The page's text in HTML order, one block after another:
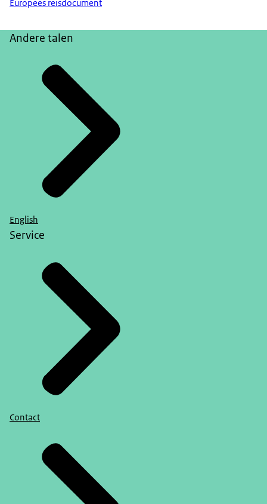
Europees reisdocument
Andere talen
English
Service
Contact